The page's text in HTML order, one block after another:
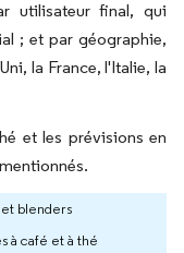
utilisateur final, qui
; et par géographie,
la France, l'Italie, la
et les prévisions en
blenders
à café et à thé